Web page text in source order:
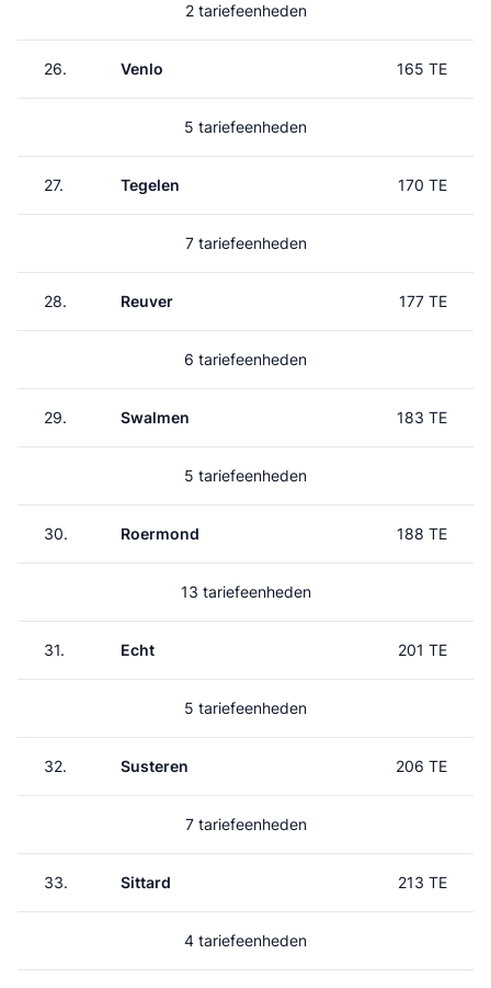
2 tariefeenheden
26. Venlo 165 TE
5 tariefeenheden
27. Tegelen 170 TE
7 tariefeenheden
28. Reuver 177 TE
6 tariefeenheden
29. Swalmen 183 TE
5 tariefeenheden
30. Roermond 188 TE
13 tariefeenheden
31. Echt 201 TE
5 tariefeenheden
32. Susteren 206 TE
7 tariefeenheden
33. Sittard 213 TE
4 tariefeenheden